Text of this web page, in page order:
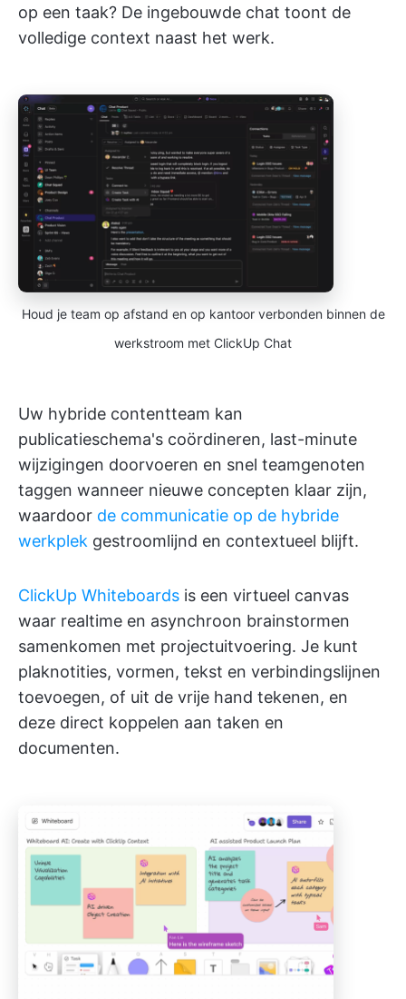
op een taak? De ingebouwde chat toont de
volledige context naast het werk.
Houd je team op afstand en op kantoor verbonden binnen de
werkstroom met ClickUp Chat
Uw hybride contentteam kan
publicatieschema's coördineren, last-minute
wijzigingen doorvoeren en snel teamgenoten
taggen wanneer nieuwe concepten klaar zijn,
waardoor de communicatie op de hybride
werkplek gestroomlijnd en contextueel blijft.
ClickUp Whiteboards is een virtueel canvas
waar realtime en asynchroon brainstormen
samenkomen met projectuitvoering. Je kunt
plaknotities, vormen, tekst en verbindingslijnen
toevoegen, of uit de vrije hand tekenen, en
deze direct koppelen aan taken en
documenten.